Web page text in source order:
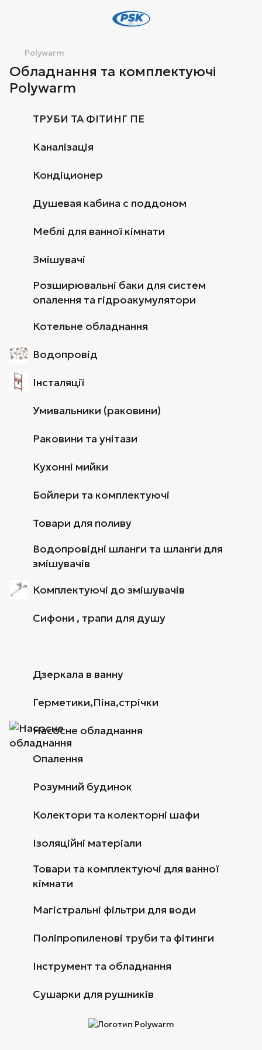
Polywarm
Обладнання та комплектуючі
Polywarm
ТРУБИ ТА ФІТИНГ ПЕ
Каналізація
Кондіционер
Душевая кабина с поддоном
Меблі для ванної кімнати
Змішувачі
Розширювальні баки для систем
опалення та гідроакумулятори
Котельне обладнання
Водопровід
Інсталяції
Умивальники (раковини)
Раковини та унітази
Кухонні мийки
Бойлери та комплектуючі
Товари для поливу
Водопровідні шланги та шланги для
змішувачів
Комплектуючі до змішувачів
Сифони , трапи для душу
Дзеркала в ванну
Герметики,Піна,стрічки
Насосне обладнання
Опалення
Розумний будинок
Колектори та колекторні шафи
Ізоляційні матеріали
Товари та комплектуючі для ванної
кімнати
Магістральні фільтри для води
Поліпропиленові труби та фітинги
Інструмент та обладнання
Сушарки для рушників